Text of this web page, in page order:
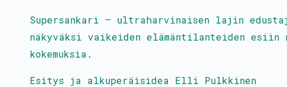
Supersankari – ultraharvinaisen lajin
näkyväksi vaikeiden elämäntilanteiden esiin
kokemuksia.
Esitys ja alkuperäisidea Elli Pulkkinen